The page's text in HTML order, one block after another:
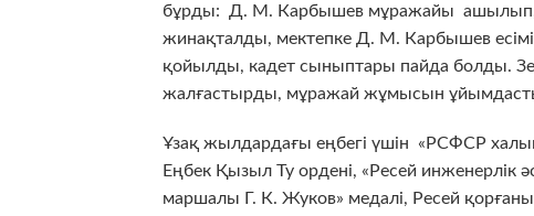
бұрды: Д. М. Карбышев мұражайы ашылып,
жинақталды, мектепке Д. М. Карбышев
қойылды, кадет сыныптары пайда болды.
жалғастырды, мұражай жұмысын
Ұзақ жылдардағы еңбегі үшін «РСФСР халық
Еңбек Қызыл Ту ордені, «Ресей инженерлік
маршалы Г. К. Жуков» медалі, Ресей